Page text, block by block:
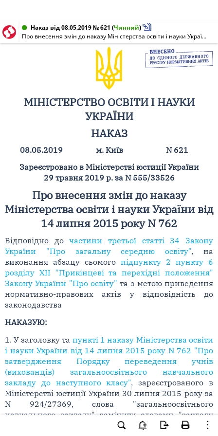
Наказ від 08.05.2019 № 621 (Чинний)
Про внесення змін до наказу Міністерства освіти і науки України від 14 липня 2015 року N 762